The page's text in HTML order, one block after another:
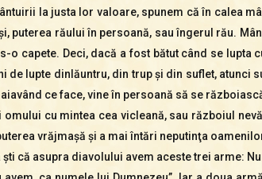
la justa lor valoare, spunem că în calea
puterea răului în persoană, sau îngerul rău.
o capete. Deci, dacă a fost bătut când se
de lupte dinlăuntru, din trup şi din suflet, atunci
ce face, vine în persoană să se
cu mintea cea vicleană, sau războiul
vrăjmaşă şi a mai întări neputinţa
că asupra diavolului avem aceste trei arme: